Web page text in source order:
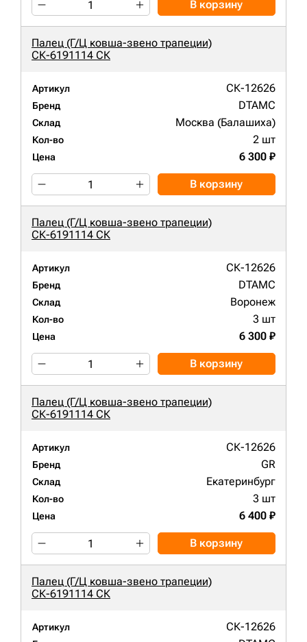
В корзину
Палец (Г/Ц ковша-звено трапеции)
СК-6191114 СК
Артикул СК-12626
Бренд DTAMC
Склад Москва (Балашиха)
Кол-во 2 шт
Цена 6 300 ₽
В корзину
Палец (Г/Ц ковша-звено трапеции)
СК-6191114 СК
Артикул СК-12626
Бренд DTAMC
Склад Воронеж
Кол-во 3 шт
Цена 6 300 ₽
В корзину
Палец (Г/Ц ковша-звено трапеции)
СК-6191114 СК
Артикул СК-12626
Бренд GR
Склад Екатеринбург
Кол-во 3 шт
Цена 6 400 ₽
В корзину
Палец (Г/Ц ковша-звено трапеции)
СК-6191114 СК
Артикул СК-12626